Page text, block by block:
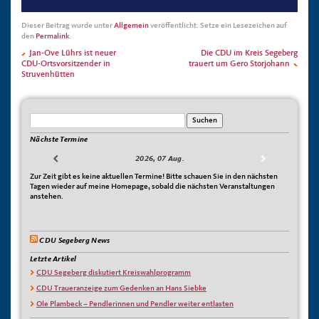
Dieser Beitrag wurde unterAllgemeinveröffentlicht. Setze ein Lesezeichen auf
den Permalink.
Jan-Ove Lührs ist neuer
CDU-Ortsvorsitzender in
Struvenhütten
Die CDU im Kreis Segeberg
trauert um Gero Storjohann
Nächste Termine
2026, 07 Aug.
Zur Zeit gibt es keine aktuellen Termine! Bitte schauen Sie in den nächsten
Tagen wieder auf meine Homepage, sobald die nächsten Veranstaltungen
anstehen.
CDU Segeberg News
Letzte Artikel
CDU Segeberg diskutiert Kreiswahlprogramm
CDU Traueranzeige zum Gedenken an Hans Siebke
Ole Plambeck – Pendlerinnen und Pendler weiter entlasten